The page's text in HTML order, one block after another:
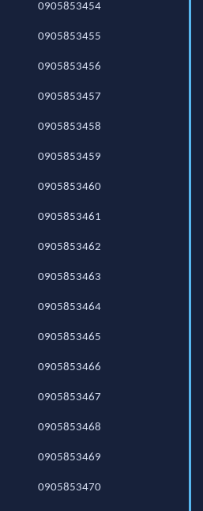
0905853454
0905853455
0905853456
0905853457
0905853458
0905853459
0905853460
0905853461
0905853462
0905853463
0905853464
0905853465
0905853466
0905853467
0905853468
0905853469
0905853470